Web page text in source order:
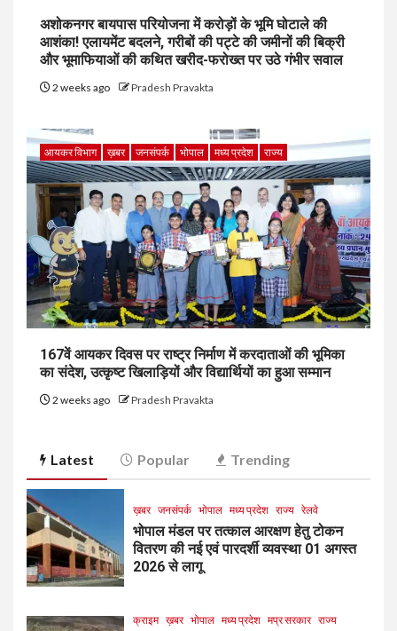
अशोकनगर बायपास परियोजना में करोड़ों के भूमि घोटाले की
आशंका! एलायमेंट बदलने, गरीबों की पट्टे की जमीनों की बिक्री
और भूमाफियाओं की कथित खरीद-फरोख्त पर उठे गंभीर सवाल
2 weeks ago Pradesh Pravakta
आयकर विभाग ख़बर जनसंपर्क भोपाल मध्य प्रदेश राज्य
167वें आयकर दिवस पर राष्ट्र निर्माण में करदाताओं की भूमिका
का संदेश, उत्कृष्ट खिलाड़ियों और विद्यार्थियों का हुआ सम्मान
2 weeks ago Pradesh Pravakta
Latest Popular Trending
ख़बर जनसंपर्क भोपाल मध्य प्रदेश राज्य रेलवे
भोपाल मंडल पर तत्काल आरक्षण हेतु टोकन
वितरण की नई एवं पारदर्शी व्यवस्था 01 अगस्त
2026 से लागू
क्राइम ख़बर भोपाल मध्य प्रदेश मप्र सरकार राज्य